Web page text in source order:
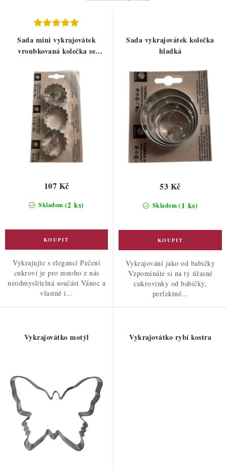
DÁRKOVÉ POUKAZY
TÉMATICKÉ PRODUKTY
PROFI BALENÍ
NOVÉ ZBOŽÍ
ZNAČKY
Nepřevzetí zásilky na dobírku
Obchodní podmínky
Sada mini vykrajovátek
vroubkovaná kolečka se
Skladem (2 ks)
107 Kč
Vykrajujte s elegancí Pečení
cukroví je pro mnoho z nás
neodmyslitelná součást Vánoc a
vlastně i...
Sada vykrajovátek kolečka
hladká
Skladem(1 ks)
53 Kč
Vykrajování jako od babičky
Vzpomínáte si na ty úžasné
cukrovinky od babičky,
perfektně...
Vykrajovátko motýl Vykrajovátko rybí kostra